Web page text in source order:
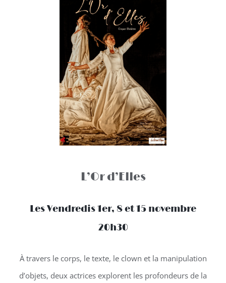
L’Or d’Elles
Les Vendredis 1er, 8 et 15 novembre
20h30
À travers le corps, le texte, le clown et la manipulation
d’objets, deux actrices explorent les profondeurs de la